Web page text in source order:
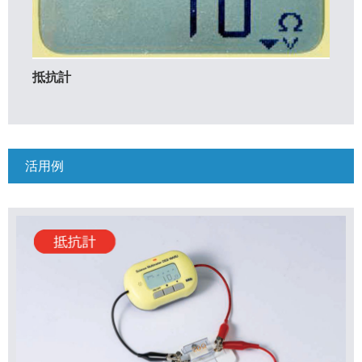
抵抗計
活用例